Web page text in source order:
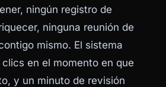
ningún registro de
ninguna reunión de
mismo. El sistema
en el momento en que
y un minuto de revisión